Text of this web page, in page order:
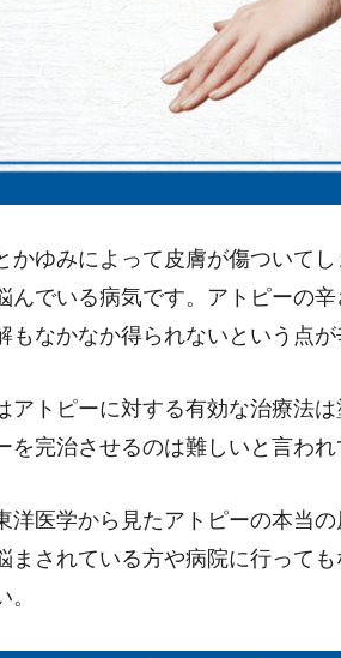
かゆみによって皮膚が傷ついて
んでいる病気です。アトピーの
もなかなか得られないという点が
アトピーに対する有効な治療法
を完治させるのは難しいと言われ
洋医学から見たアトピーの本当
まされている方や病院に行って